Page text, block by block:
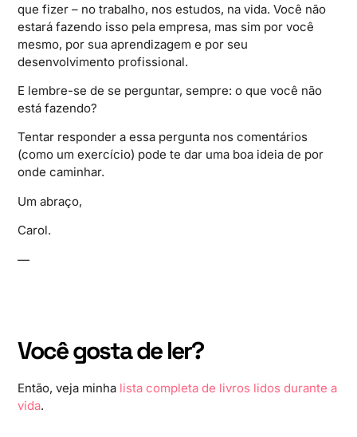
que fizer – no trabalho, nos estudos, na vida. Você não
estará fazendo isso pela empresa, mas sim por você
mesmo, por sua aprendizagem e por seu
desenvolvimento profissional.
E lembre-se de se perguntar, sempre: o que você não
está fazendo?
Tentar responder a essa pergunta nos comentários
(como um exercício) pode te dar uma boa ideia de por
onde caminhar.
Um abraço,
Carol.
—
Você gosta de ler?
Então, veja minha lista completa de livros lidos durante a
vida.